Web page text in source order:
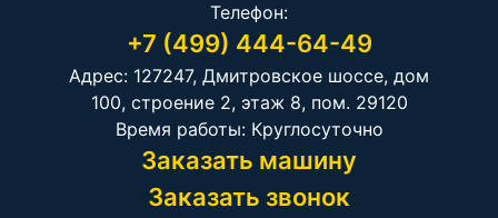
Телефон:
+7 (499) 444-64-49
Адрес: 127247, Дмитровское шоссе, дом
100, строение 2, этаж 8, пом. 29120
Время работы: Круглосуточно
Заказать машину
Заказать звонок